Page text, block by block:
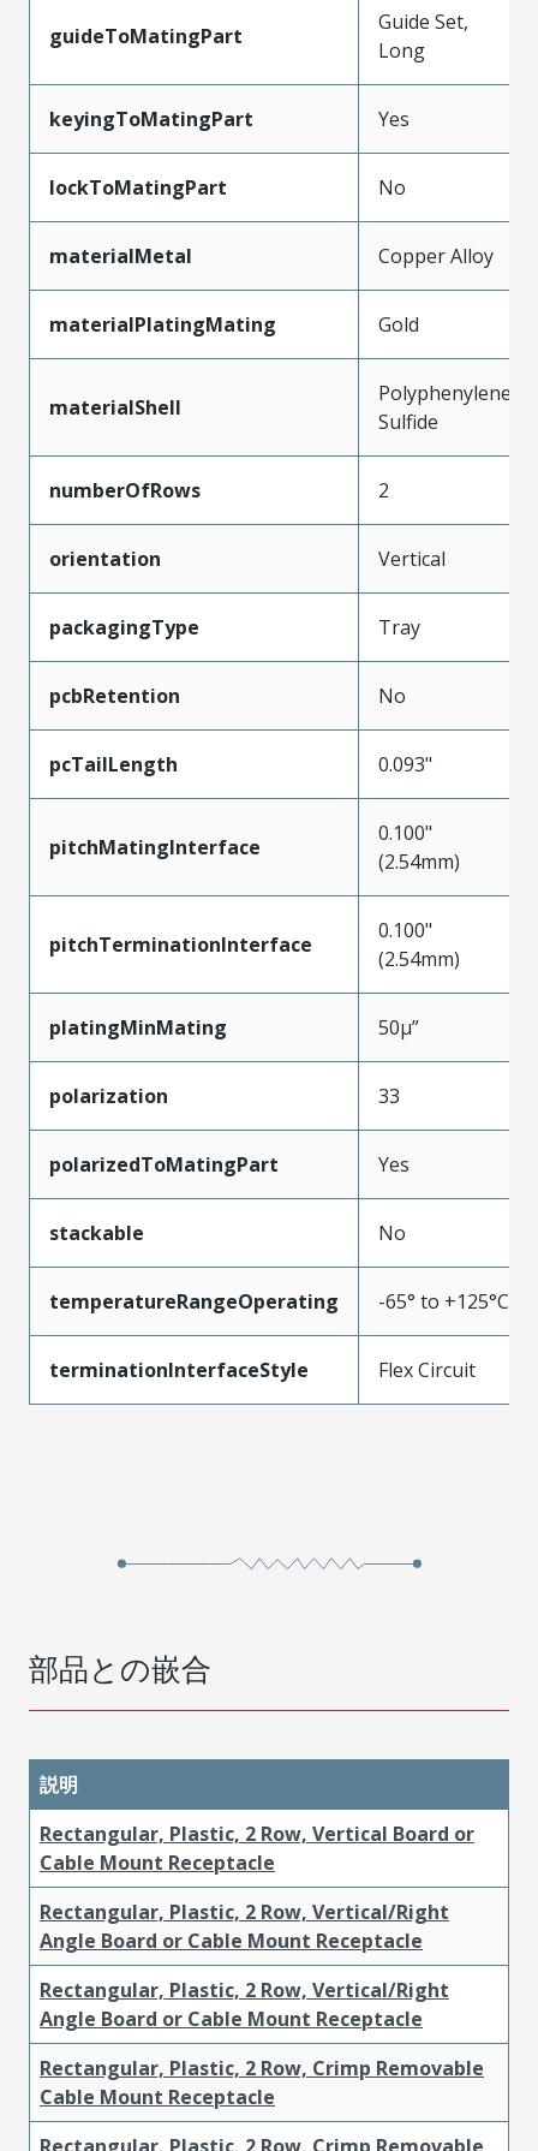
guideToMatingPart
Guide Set,
Long
keyingToMatingPart Yes
lockToMatingPart No
materialMetal Copper Alloy
materialPlatingMating Gold
materialShell
Polyphenylene
Sulfide
numberOfRows 2
orientation Vertical
packagingType Tray
pcbRetention No
pcTailLength 0.093"
pitchMatingInterface
0.100"
(2.54mm)
pitchTerminationInterface
0.100"
(2.54mm)
platingMinMating 50µ”
polarization 33
polarizedToMatingPart Yes
stackable No
temperatureRangeOperating -65° to +125°C
terminationInterfaceStyle Flex Circuit
部品との嵌合
説明
Rectangular, Plastic, 2 Row, Vertical Board or
Cable Mount Receptacle
Rectangular, Plastic, 2 Row, Vertical/Right
Angle Board or Cable Mount Receptacle
Rectangular, Plastic, 2 Row, Vertical/Right
Angle Board or Cable Mount Receptacle
Rectangular, Plastic, 2 Row, Crimp Removable
Cable Mount Receptacle
Rectangular, Plastic, 2 Row, Crimp Removable